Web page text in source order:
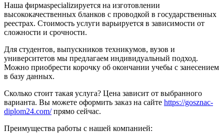
Наша фирмаspecializируется на изготовлении
высококачественных бланков с проводкой в государственных
реестрах. Стоимость услуги варьируется в зависимости от
сложности и срочности.
Для студентов, выпускников техникумов, вузов и
университетов мы предлагаем индивидуальный подход.
Можно приобрести корочку об окончании учебы с занесением
в базу данных.
Сколько стоит такая услуга? Цена зависит от выбранного
варианта. Вы можете оформить заказ на сайте https://gosznac-
diplom24.com/прямо сейчас.
Преимущества работы с нашей компанией: